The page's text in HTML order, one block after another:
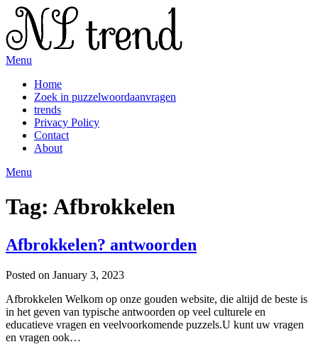
Skip
content
Menu
Home
Zoek in puzzelwoordaanvragen
trends
Privacy Policy
Contact
About
Menu
Tag: Afbrokkelen
Afbrokkelen? antwoorden
Posted on January 3, 2023
Afbrokkelen Welkom op onze gouden website, die altijd de beste is
in het geven van typische antwoorden op veel culturele en
educatieve vragen en veelvoorkomende puzzels.U kunt uw vragen
en vragen ook…